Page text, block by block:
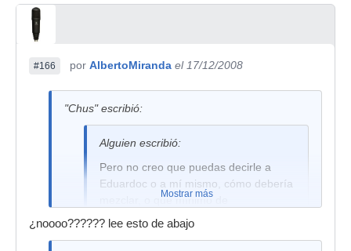
#166 por AlbertoMiranda el 17/12/2008
"Chus" escribió:
Alguien escribió:
Pero no creo que puedas decirle a
Eduardoc o a mí mismo, cómo debería
mezclar, o qué mínimo de
conocimientos teóricos debería tener
para realizar bien su trabajo.
Mostrar más
¿noooo?????? lee esto de abajo